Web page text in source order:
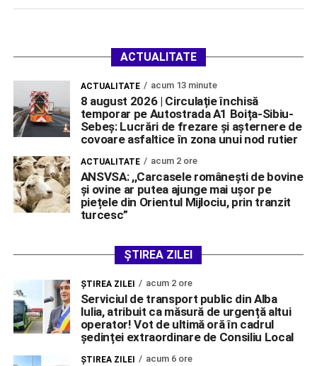
ACTUALITATE
ACTUALITATE acum 13 minute
8 august 2026 | Circulație închisă
temporar pe Autostrada A1 Boița-Sibiu-
Sebeș: Lucrări de frezare și așternere de
covoare asfaltice în zona unui nod rutier
ACTUALITATE acum 2 ore
ANSVSA: ,,Carcasele românești de bovine
și ovine ar putea ajunge mai ușor pe
piețele din Orientul Mijlociu, prin tranzit
turcesc”
ȘTIREA ZILEI
ŞTIREA ZILEI acum 2 ore
Serviciul de transport public din Alba
Iulia, atribuit ca măsură de urgență altui
operator! Vot de ultimă oră în cadrul
ședinței extraordinare de Consiliu Local
ŞTIREA ZILEI acum 6 ore